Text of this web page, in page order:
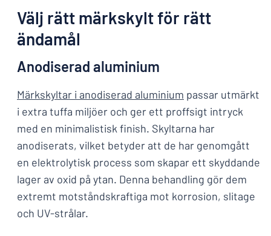
Välj rätt märkskylt för rätt
ändamål
Anodiserad aluminium
Märkskyltar i anodiserad aluminium passar utmärkt
i extra tuffa miljöer och ger ett proffsigt intryck
med en minimalistisk finish. Skyltarna har
anodiserats, vilket betyder att de har genomgått
en elektrolytisk process som skapar ett skyddande
lager av oxid på ytan. Denna behandling gör dem
extremt motståndskraftiga mot korrosion, slitage
och UV-strålar.